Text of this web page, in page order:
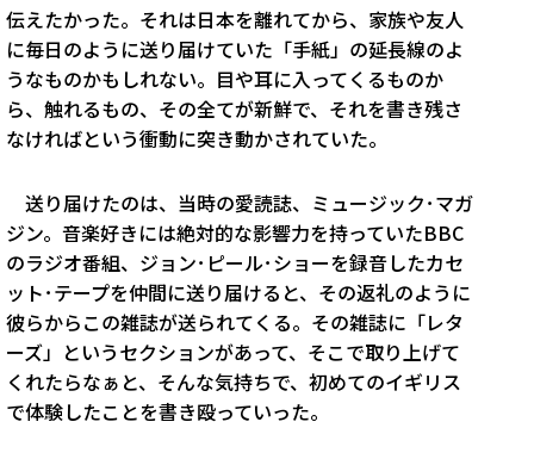
伝えたかった。それは日本を離れてから、家族や友人
に毎日のように送り届けていた「手紙」の延長線のよ
うなものかもしれない。目や耳に入ってくるものか
ら、触れるもの、その全てが新鮮で、それを書き残さ
なければという衝動に突き動かされていた。
送り届けたのは、当時の愛読誌、ミュージック･マガ
ジン。音楽好きには絶対的な影響力を持っていたBBC
のラジオ番組、ジョン･ピール･ショーを録音したカセ
ット･テープを仲間に送り届けると、その返礼のように
彼らからこの雑誌が送られてくる。その雑誌に「レタ
ーズ」というセクションがあって、そこで取り上げて
くれたらなぁと、そんな気持ちで、初めてのイギリス
で体験したことを書き殴っていった。